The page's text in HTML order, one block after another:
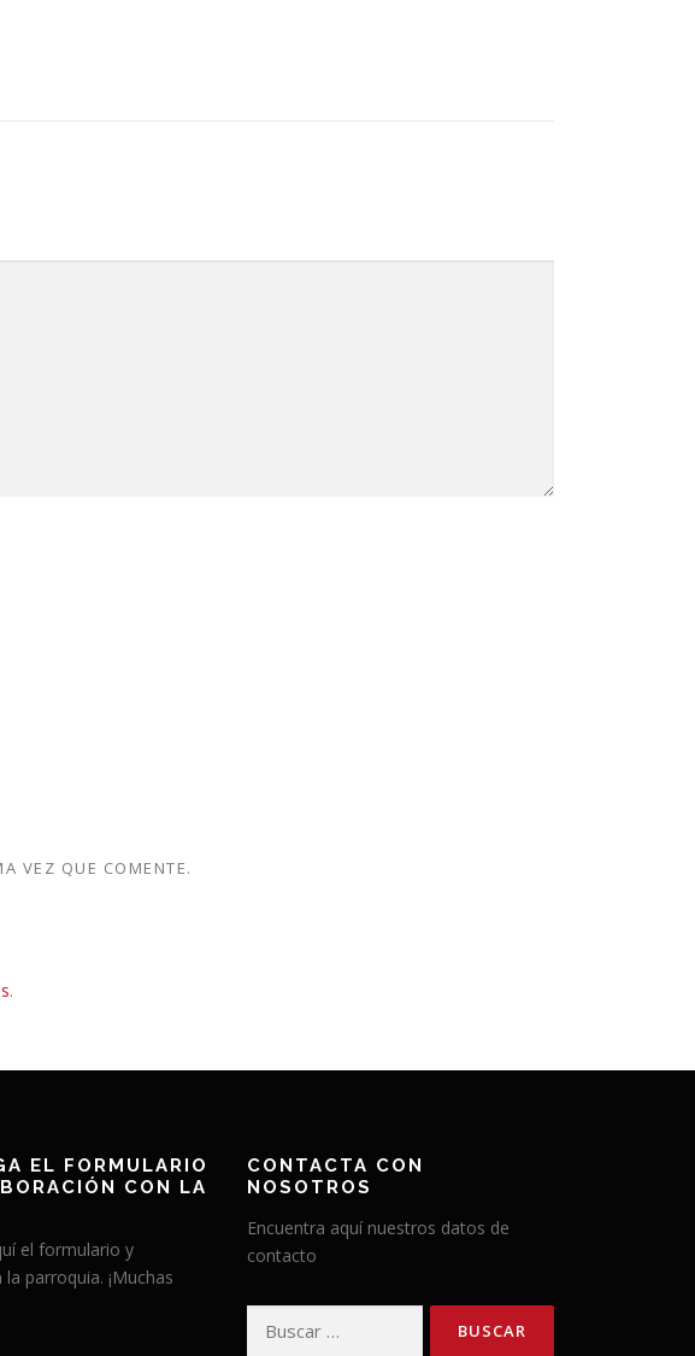
VEZ QUE COMENTE.
.
EL FORMULARIO
CON LA
el formulario y
parroquia. ¡Muchas
CONTACTA CON
NOSOTROS
Encuentra aquí nuestros datos de
contacto